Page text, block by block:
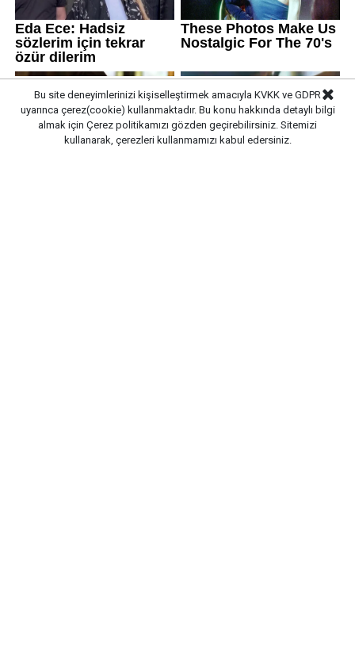
Bu site deneyimlerinizi kişiselleştirmek amacıyla KVKK ve GDPR
uyarınca çerez(cookie) kullanmaktadır. Bu konu hakkında detaylı bilgi
almak için Çerez politikamızı gözden geçirebilirsiniz. Sitemizi
kullanarak, çerezleri kullanmamızı kabul edersiniz.